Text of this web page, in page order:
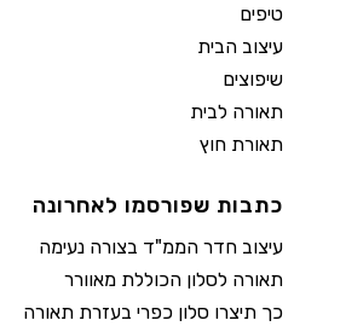
טיפים
עיצוב הבית
שיפוצים
תאורה לבית
תאורת חוץ
כתבות שפורסמו לאחרונה
עיצוב חדר הממ"ד בצורה נעימה
תאורה לסלון הכוללת מאוורר
כך תיצרו סלון כפרי בעזרת תאורה